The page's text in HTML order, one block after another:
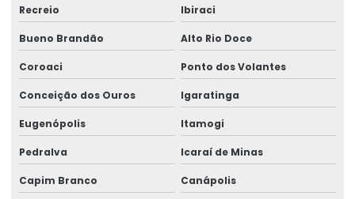
Recreio Ibiraci
Bueno Brandão Alto Rio Doce
Coroaci Ponto dos Volantes
Conceição dos Ouros Igaratinga
Eugenópolis Itamogi
Pedralva Icaraí de Minas
Capim Branco Canápolis